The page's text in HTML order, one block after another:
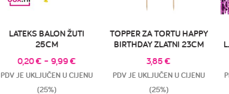
LATEKS BALON ŽUTI
25CM
0,20€ – 9,99€
PDV JE UKLJUČEN U CIJENU
(25%)
TOPPER ZA TORTU HAPPY
BIRTHDAY ZLATNI 23CM
3,85€
PDV JE UKLJUČEN U CIJENU
(25%)